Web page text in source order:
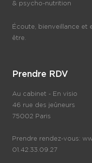
& psycho-nutrition
Écoute, bienveillance et
être.
Prendre RDV
Au cabinet - En visio
46 rue des jeûneurs
75002 Paris
Prendre rendez-vous:
01.42.33.09.27